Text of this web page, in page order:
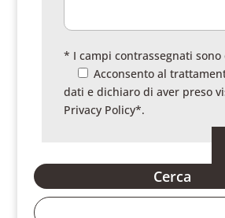
* I campi contrassegnati
Acconsento al
dati e dichiaro di aver preso
Privacy Policy*.
Cerca